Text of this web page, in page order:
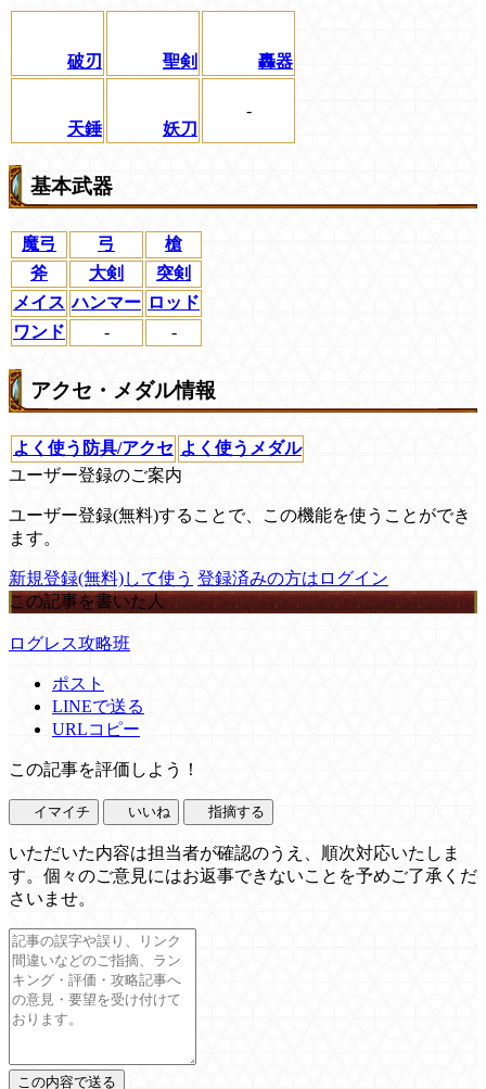
破刃 聖剣 轟器
天錘 妖刀
-
基本武器
魔弓 弓
槍
斧
大剣
突剣
メイス ハンマー ロッド
ワンド
- -
アクセ・メダル情報
よく使う防具/アクセ よく使うメダル
ユーザー登録のご案内
ユーザー登録(無料)することで、この機能を使うことができ
ます。
新規登録(無料)して使う 登録済みの方はログイン
この記事を書いた人
ログレス攻略班
ポスト
LINEで送る
URLコピー
この記事を評価しよう！
イマイチ いいね 指摘する
いただいた内容は担当者が確認のうえ、順次対応いたしま
す。個々のご意見にはお返事できないことを予めご了承くだ
さいませ。